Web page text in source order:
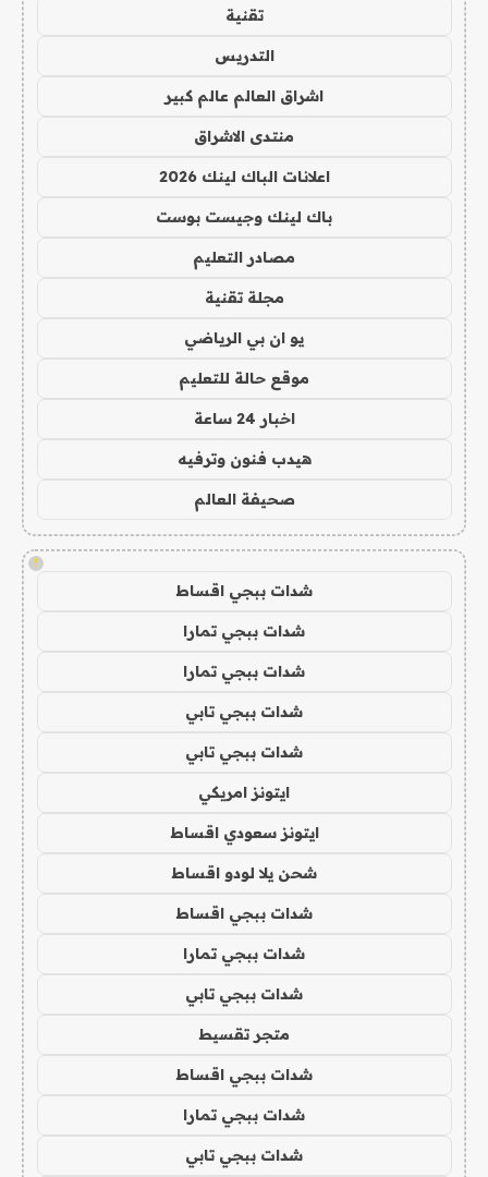
تقنية
التدريس
اشراق العالم عالم كبير
منتدى الاشراق
اعلانات الباك لينك 2026
باك لينك وجيست بوست
مصادر التعليم
مجلة تقنية
يو ان بي الرياضي
موقع حالة للتعليم
اخبار 24 ساعة
هيدب فنون وترفيه
صحيفة العالم
!
شدات ببجي اقساط
شدات ببجي تمارا
شدات ببجي تمارا
شدات ببجي تابي
شدات ببجي تابي
ايتونز امريكي
ايتونز سعودي اقساط
شحن يلا لودو اقساط
شدات ببجي اقساط
شدات ببجي تمارا
شدات ببجي تابي
متجر تقسيط
شدات ببجي اقساط
شدات ببجي تمارا
شدات ببجي تابي